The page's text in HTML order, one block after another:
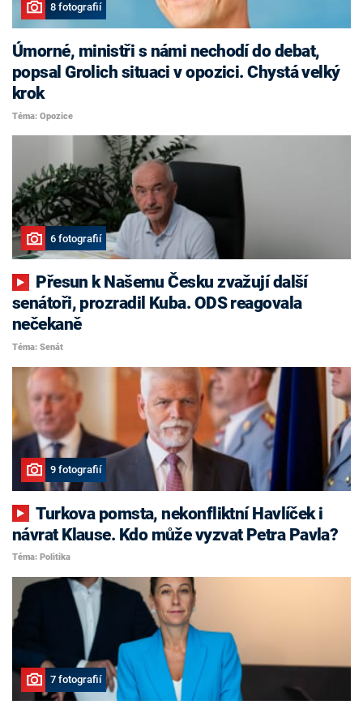
8 fotografií
Úmorné, ministři s námi nechodí do debat,
popsal Grolich situaci v opozici. Chystá velký
krok
Téma: Opozice
6 fotografií
senátoři, prozradil Kuba. ODS reagovala
nečekaně
Téma: Senát
9 fotografií
Turkova pomsta, nekonfliktní Havlíček i
návrat Klause. Kdo může vyzvat Petra Pavla?
Téma: Politika
7 fotografií